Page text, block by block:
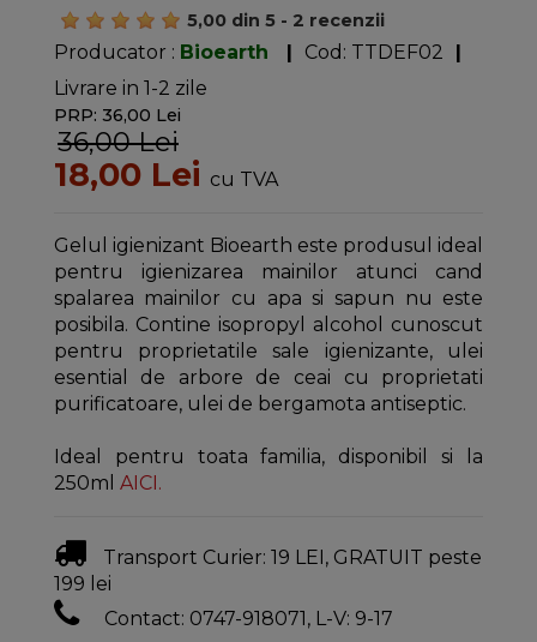
5,00din 5- 2 recenzii
Producator : Bioearth Cod: TTDEF02
Livrare in 1-2 zile
PRP: 36,00 Lei
36,00 Lei
18,00 Lei cu TVA
Gelul igienizant Bioearth este produsul ideal
pentru igienizarea mainilor atunci cand
spalarea mainilor cu apa si sapun nu este
posibila. Contine isopropyl alcohol cunoscut
pentru proprietatile sale igienizante, ulei
esential de arbore de ceai cu proprietati
purificatoare, ulei de bergamota antiseptic.
Ideal pentru toata familia, disponibil si la
250ml AICI .
Transport Curier: 19 LEI, GRATUIT peste
199 lei
Contact: 0747-918071, L-V: 9-17